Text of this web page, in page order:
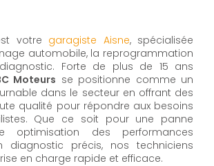
votre garagiste Aisne, spécialisée
automobile, la reprogrammation
Forte de plus de 15 ans
Moteurs se positionne comme un
dans le secteur en offrant des
qualité pour répondre aux besoins
Que ce soit pour une panne
optimisation des performances
diagnostic précis, nos techniciens
en charge rapide et efficace.